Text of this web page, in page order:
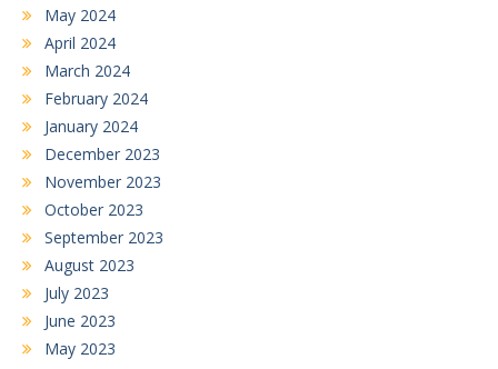
May 2024
April 2024
March 2024
February 2024
January 2024
December 2023
November 2023
October 2023
September 2023
August 2023
July 2023
June 2023
May 2023